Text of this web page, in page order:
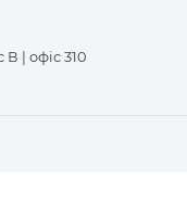
В | офіс 310